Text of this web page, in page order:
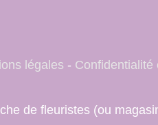
légales - Confidentialité
de fleuristes (ou